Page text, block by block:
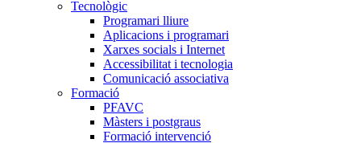
Tecnològic
Programari lliure
Aplicacions i programari
Xarxes socials i Internet
Accessibilitat i tecnologia
Comunicació associativa
Formació
PFAVC
Màsters i postgraus
Formació intervenció